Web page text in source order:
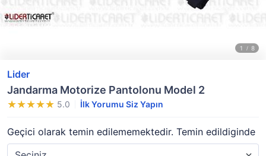
Lider
Jandarma Motorize Pantolonu Model 2
5.0 İlk Yorumu Siz Yapın
Geçici olarak temin edilememektedir. Temin edildiginde